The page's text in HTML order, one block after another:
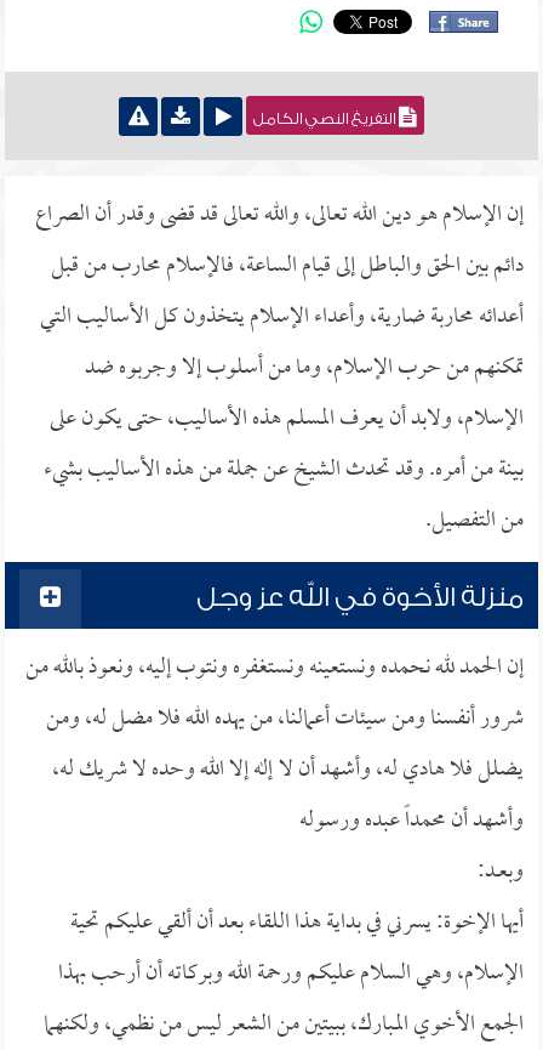
التفريغ النصي الكامل
إن الإسلام هو دين الله تعالى، والله تعالى قد قضى وقدر أن الصراع
دائم بين الحق والباطل إلى قيام الساعة، فالإسلام محارب من قبل
أعدائه محاربة ضارية، وأعداء الإسلام يتخذون كل الأساليب التي
تمكنهم من حرب الإسلام، وما من أسلوب إلا وجربوه ضد
الإسلام، ولابد أن يعرف المسلم هذه الأساليب، حتى يكون على
بينة من أمره. وقد تحدث الشيخ عن جملة من هذه الأساليب بشيء
من التفصيل.
منزلة الأخوة في الله عز وجل
إن الحمد لله نحمده ونستعينه ونستغفره ونتوب إليه، ونعوذ بالله من
شرور أنفسنا ومن سيئات أعمالنا، من يهده الله فلا مضل له، ومن
يضلل فلا هادي له، وأشهد أن لا إله إلا الله وحده لا شريك له،
وأشهد أن محمداً عبده ورسوله
وبعــد:
أيها الإخوة: يسرني في بداية هذا اللقاء بعد أن ألقي عليكم تحية
الإسلام، وهي السلام عليكم ورحمة الله وبركاته أن أرحب بهذا
الجمع الأخوي المبارك، ببيتين من الشعر ليس من نظمي، ولكنهما